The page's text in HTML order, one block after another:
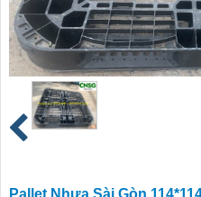
Pallet Nhựa Sài Gòn